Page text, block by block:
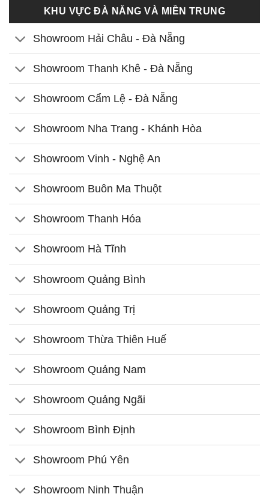
KHU VỰC ĐÀ NẴNG VÀ MIỀN TRUNG
Showroom Hải Châu - Đà Nẵng
Showroom Thanh Khê - Đà Nẵng
Showroom Cẩm Lệ - Đà Nẵng
Showroom Nha Trang - Khánh Hòa
Showroom Vinh - Nghệ An
Showroom Buôn Ma Thuột
Showroom Thanh Hóa
Showroom Hà Tĩnh
Showroom Quảng Bình
Showroom Quảng Trị
Showroom Thừa Thiên Huế
Showroom Quảng Nam
Showroom Quảng Ngãi
Showroom Bình Định
Showroom Phú Yên
Showroom Ninh Thuận